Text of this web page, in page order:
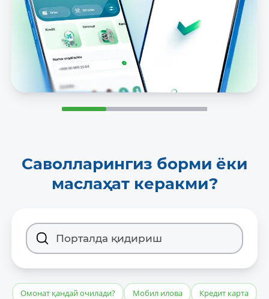
Саволларингиз борми ёки
маслаҳат керакми?
Омонат қандай очилади? Мобил илова
Кредит карта